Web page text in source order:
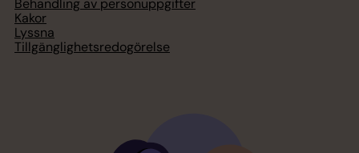
Behandling av personuppgifter
Kakor
Lyssna
Tillgänglighetsredogörelse